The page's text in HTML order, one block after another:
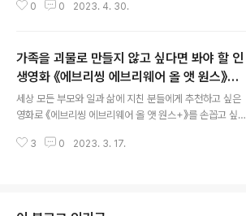
각하면 생각할수록 더 깊은 울림이 있는 영화였다는 생각
위안을 그대로 전하고 싶다는 마음에 영상을 공유하오니
끝까지 시청해보시길 권합니다. 글이 편하신 분들을 블로
그를 통해 봐주셔도 좋겠습니다. 영화가 끝나도 더 깊은 울
림을 남기는 영화 ‘시(詩)’ 유튜브로 보기: https://youtu.
be/VxJ104SXDSk 블로그로 보기: https://careerlab.
tistory.com/3704 혹, 영화를 못 보신 분들이라면 꼭..
0 0 2023. 4. 30.
가족을 괴물로 만들지 않고 싶다면 봐야 할 인
생영화 《에브리씽 에브리웨어 올 앳 원스》리
뷰&명대사
세상 모든 부모와 일과 삶에 지친 분들에게 추천하고 싶은
영화로 《에브리씽 에브리웨어 올 앳 원스+》를 손꼽고 싶은
리해봅니다. 제95회 아카데미 시상식후에 재개봉한 영화
와 시답잖은 농담을 주고받으면서 10분후에 다시 돌아오
3 0 2023. 3. 17.